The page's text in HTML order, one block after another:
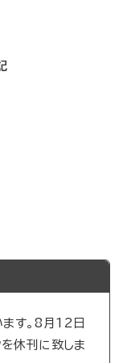
す。8月12日
を休刊に致しま